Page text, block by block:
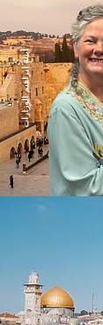
أبناء إبراهيم الوزارات